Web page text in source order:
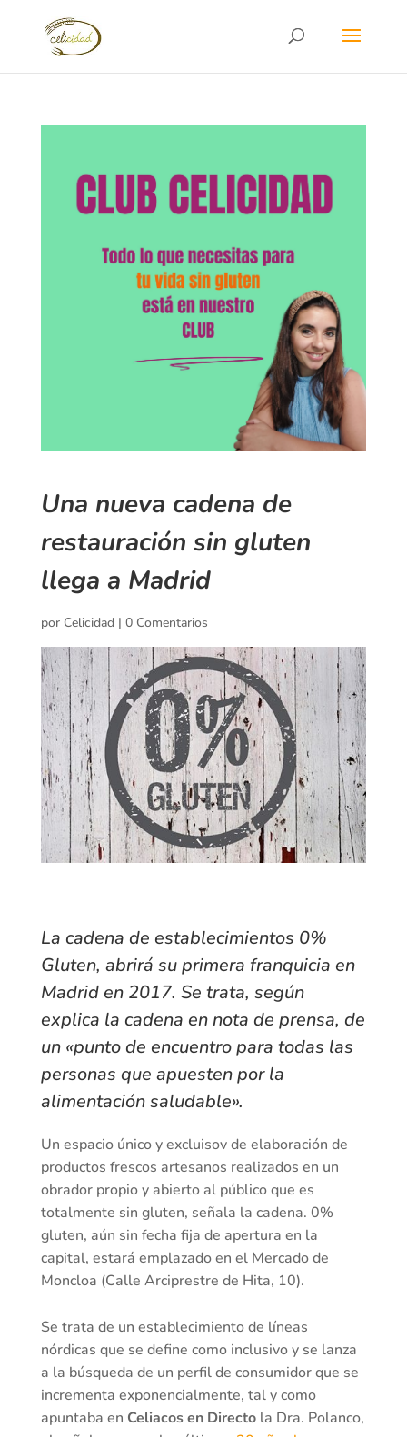
Una nueva cadena de
restauración sin gluten
llega a Madrid
por Celicidad| 0 Comentarios
La cadena de establecimientos 0%
Gluten, abrirá su primera franquicia en
Madrid en 2017. Se trata, según
explica la cadena en nota de prensa, de
un «punto de encuentro para todas las
personas que apuesten por la
alimentación saludable».
Un espacio único y excluisov de elaboración de
productos frescos artesanos realizados en un
obrador propio y abierto al público que es
totalmente sin gluten, señala la cadena. 0%
gluten, aún sin fecha fija de apertura en la
capital, estará emplazado en el Mercado de
Moncloa (Calle Arciprestre de Hita, 10).
Se trata de un establecimiento de líneas
nórdicas que se define como inclusivo y se lanza
a la búsqueda de un perfil de consumidor que se
incrementa exponencialmente, tal y como
apuntaba en Celiacos en Directola Dra. Polanco,